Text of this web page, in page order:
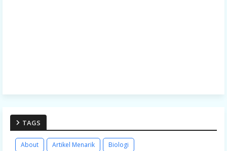
TAGS
About Artikel Menarik
Biologi